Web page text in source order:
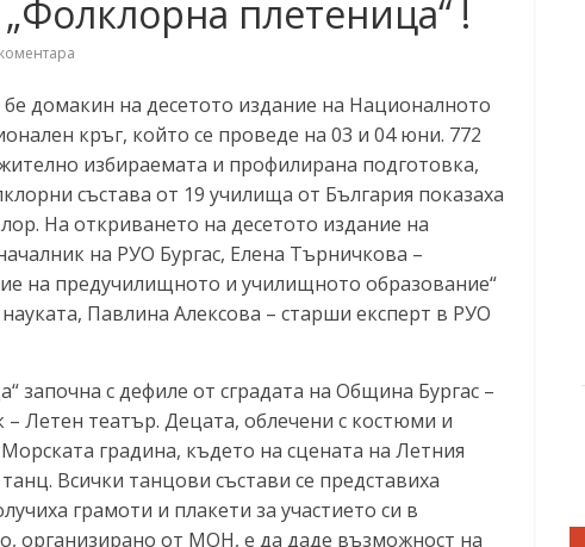
плетеница“ !
домакин на десетото издание на Националното
кръг, който се проведе на 03 и 04 юни. 772
избираемата и профилирана подготовка,
състава от 19 училища от България показаха
На откриването на десетото издание на
на РУО Бургас, Елена Търничкова –
на предучилищното и училищното образование“
Павлина Алексова – старши експерт в РУО
започна с дефиле от сградата на Община Бургас –
Летен театър. Децата, облечени с костюми и
градина, където на сцената на Летния
Всички танцови състави се представиха
грамоти и плакети за участието си в
организирано от МОН, е да даде възможност на